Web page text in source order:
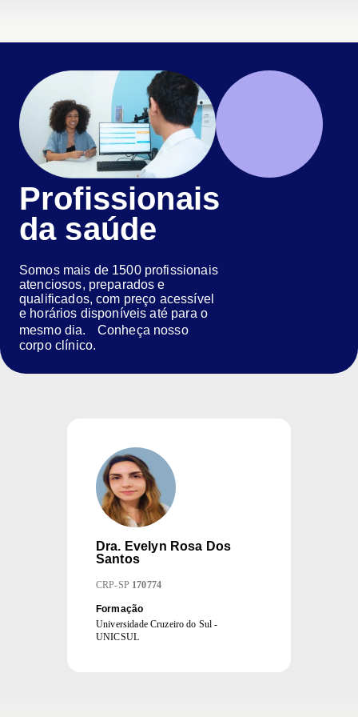
Profissionais
da saúde
Somos mais de 1500 profissionais
atenciosos, preparados e
qualificados, com preço acessível
e horários disponíveis até para o
mesmo dia. Conheça nosso
corpo clínico.
Dra. Evelyn Rosa Dos
Santos
CRP-SP 170774
Formação
Universidade Cruzeiro do Sul -
UNICSUL